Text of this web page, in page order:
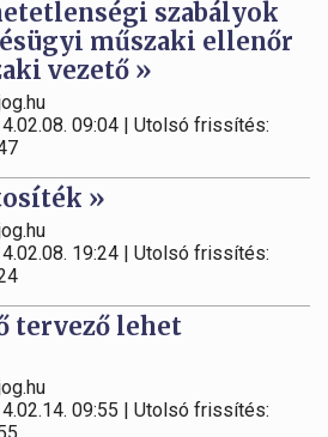
szabályok
műszaki ellenőr
vezető »
09:04 | Utolsó frissítés:
»
19:24 | Utolsó frissítés:
tervező lehet
09:55 | Utolsó frissítés: